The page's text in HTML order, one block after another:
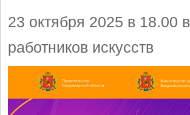
23 октября 2025 в 18.00
работников искусств